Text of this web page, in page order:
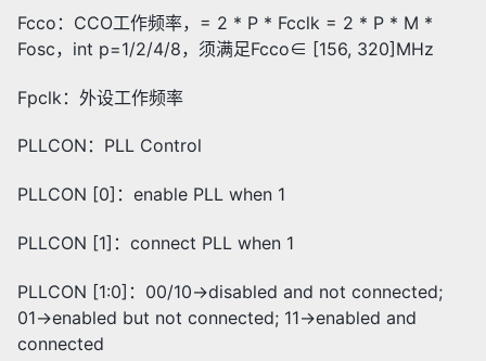
Fcco：CCO工作频率，= 2 * P * Fcclk = 2 * P * M *
Fosc，int p=1/2/4/8，须满足Fcco∈ [156, 320]MHz
Fpclk：外设工作频率
PLLCON：PLL Control
PLLCON [0]：enable PLL when 1
PLLCON [1]：connect PLL when 1
PLLCON [1:0]：00/10->disabled and not connected;
01->enabled but not connected; 11->enabled and
connected